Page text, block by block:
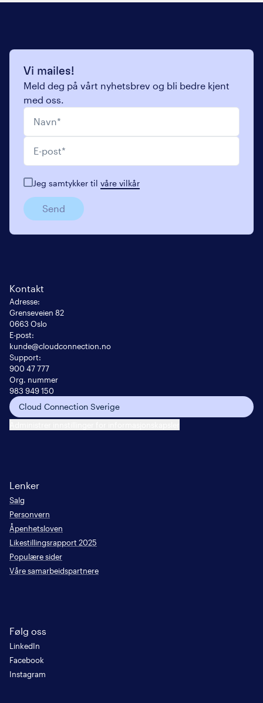
Kontakt
Adresse:
Grenseveien 82
0663 Oslo
E-post:
kunde@cloudconnection.no
Support:
900 47 777
Org. nummer
983 949 150
Cloud Connection Sverige
Lenker
Salg
Personvern
Åpenhetsloven
Likestillingsrapport 2025
Populære sider
Våre samarbeidspartnere
Følg oss
LinkedIn
Facebook
Instagram
Vi mailes!
Meld deg på vårt nyhetsbrev og bli bedre kjent
med oss.
Jeg samtykker tilvåre vilkår
Send